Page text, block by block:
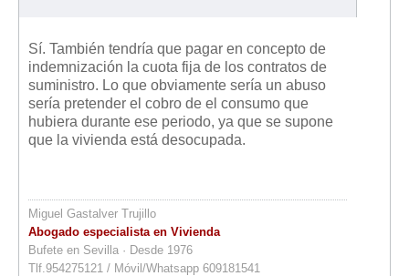
Sí. También tendría que pagar en concepto de
indemnización la cuota fija de los contratos de
suministro. Lo que obviamente sería un abuso
sería pretender el cobro de el consumo que
hubiera durante ese periodo, ya que se supone
que la vivienda está desocupada.
Miguel Gastalver Trujillo
Abogado especialista en Vivienda
Bufete en Sevilla · Desde 1976
Tlf.954275121 / Móvil/Whatsapp 609181541